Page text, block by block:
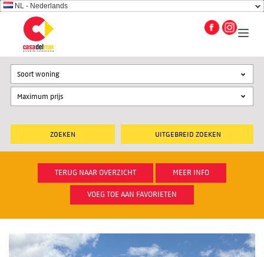
NL - Nederlands
UITGEBREID ZOEKEN
Soort woning
TERUG NAAR OVERZICHT MEER INFO
VOEG TOE AAN FAVORIETEN